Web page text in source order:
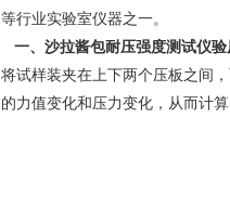
等行业实验室仪器之一。
一、 沙拉酱包耐压强度测试仪验
将试样装夹在上下两个压板之间
的力值变化和压力变化，从而计